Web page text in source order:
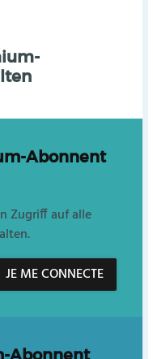
Abonnent
Zugriff auf alle
JE ME CONNECTE
Abonnent